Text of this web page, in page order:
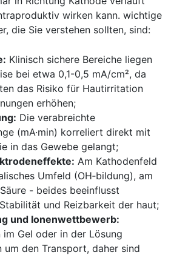
wirken ⁤kann. wichtige
die Sie verstehen sollten, sind:
Klinisch sichere Bereiche liegen
bei etwa 0,1-0,5 mA/cm², da
das Risiko für Hautirritation
erhöhen;
Die verabreichte
(mA·min) korreliert direkt mit
in das Gewebe gelangt;
Am Kathodenfeld
Umfeld (OH‑bildung), am
-⁣ beides beeinflusst
und Reizbarkeit der haut;
und Ionenwettbewerb:
im Gel oder in der Lösung
um den Transport, daher sind